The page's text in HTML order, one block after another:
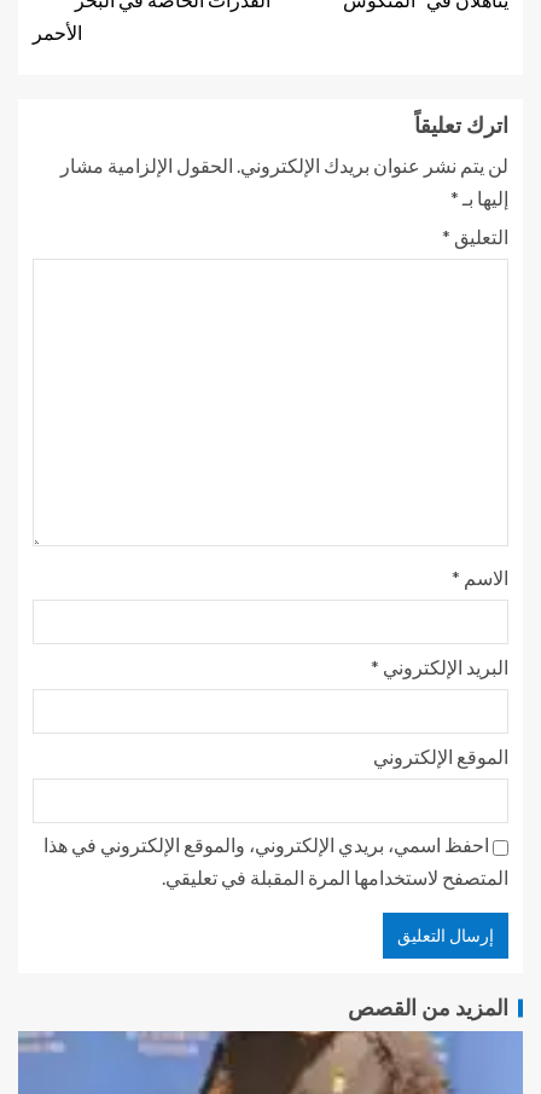
الأحمر
اترك تعليقاً
لن يتم نشر عنوان بريدك الإلكتروني. الحقول الإلزامية مشار
إليها بـ *
التعليق *
الاسم *
البريد الإلكتروني *
الموقع الإلكتروني
احفظ اسمي، بريدي الإلكتروني، والموقع الإلكتروني في هذا
المتصفح لاستخدامها المرة المقبلة في تعليقي.
المزيد من القصص